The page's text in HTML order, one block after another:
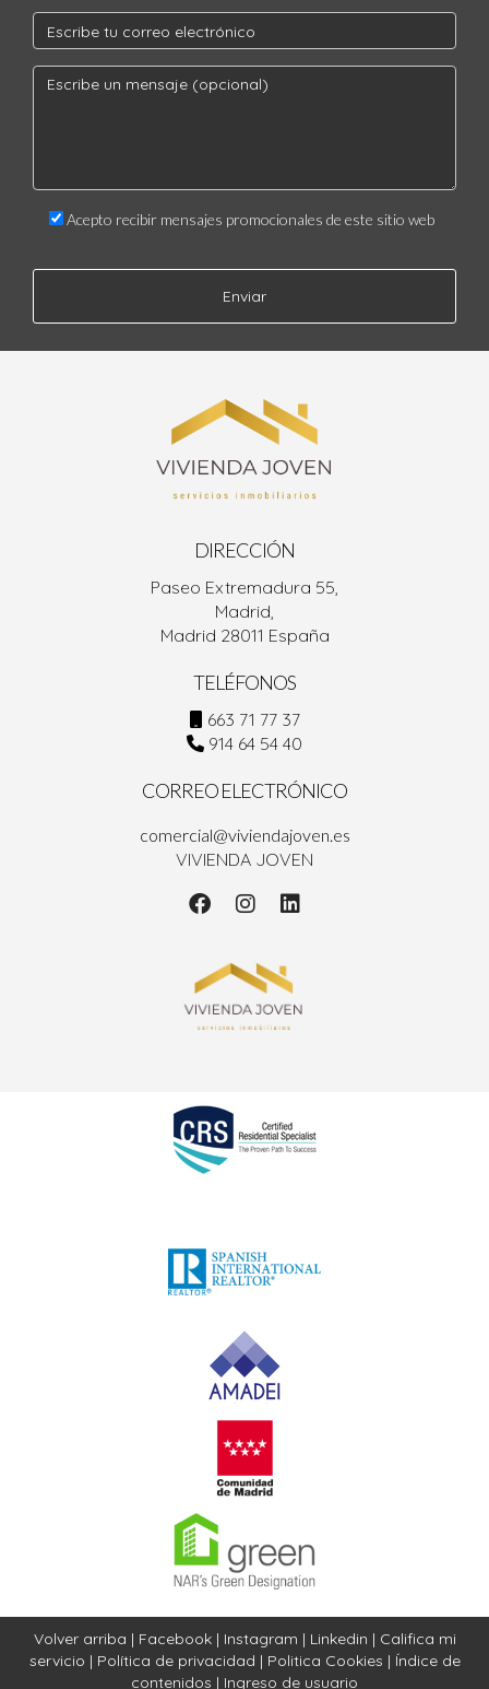
Acepto recibir mensajes promocionales de este sitio web
Enviar
DIRECCIÓN
Paseo Extremadura 55,
Madrid,
Madrid 28011 España
TELÉFONOS
663 71 77 37
914 64 54 40
CORREO ELECTRÓNICO
comercial@viviendajoven.es
VIVIENDA JOVEN
Volver arriba | Facebook| Instagram | Linkedin | Califica mi
servicio | Política de privacidad | Politica Cookies | Índice de
contenidos | Ingreso de usuario